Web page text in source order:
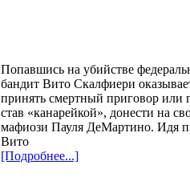
Попавшись на убийстве
бандит Вито Скалфиери
принять смертный приговор или
став «канарейкой», донести на
мафиози Пауля ДеМартино. Идя
Вито
[Подробнее...]